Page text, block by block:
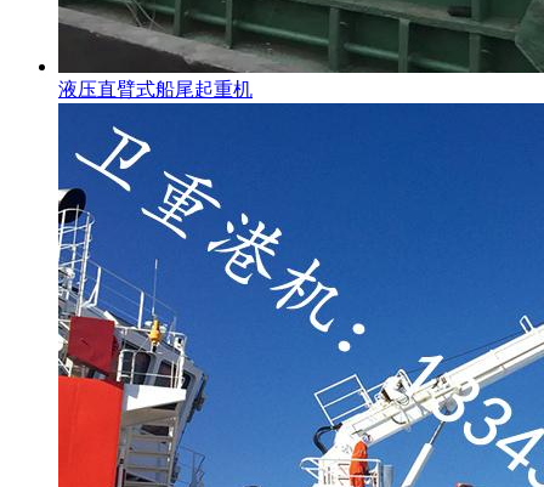
液压直臂式船尾起重机